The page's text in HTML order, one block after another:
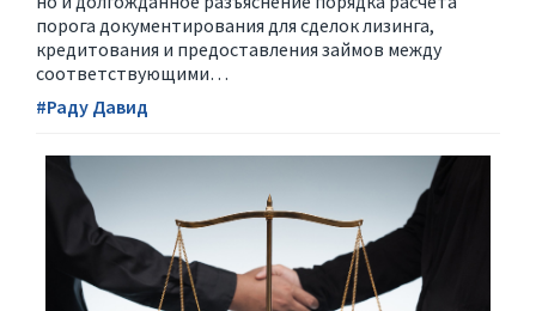
порога документирования для сделок лизинга,
кредитования и предоставления займов между
соответствующими…
#Раду Давид